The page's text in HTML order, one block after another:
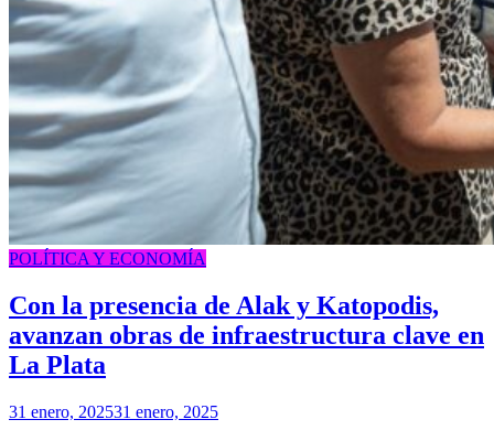
POLÍTICA Y ECONOMÍA
Con la presencia de Alak y Katopodis,
avanzan obras de infraestructura clave en
La Plata
31 enero, 202531 enero, 2025